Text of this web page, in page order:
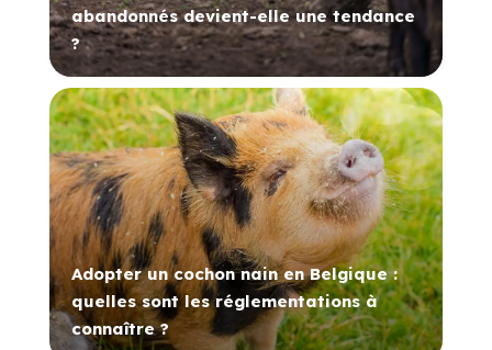
abandonnés devient-elle une tendance
?
Adopter un cochon nain en Belgique :
quelles sont les réglementations à
connaître ?